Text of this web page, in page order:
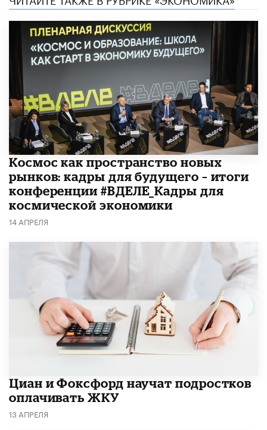
Космос как пространство новых
рынков: кадры для будущего – итоги
конференции #ВДЕЛЕ_Кадры для
космической экономики
14 АПРЕЛЯ
Циан и Фоксфорд научат подростков
оплачивать ЖКУ
13 АПРЕЛЯ